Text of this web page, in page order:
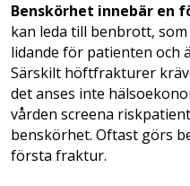
Benskörhet innebär en
kan leda till benbrott,
lidande för patienten och
Särskilt höftfrakturer
det anses inte
vården screena
benskörhet. Oftast görs
första fraktur.